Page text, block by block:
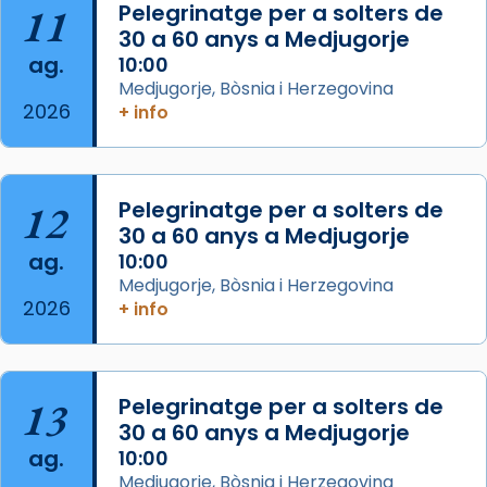
concelebrat el bisbe auxiliar de Barcelona,
Mons. David Abadías.
📸 Dr. G. Simón
Photo
View on Facebook · Share
Arquebisbat de Barcelona
2 weeks ago
Memòria de les santes Juliana i
Semproniana, verges i màrtirs.
Semproniana (“relatiu a Semprònia =
eterna”) són deixebles seves. I l’any 1667, el
frare Joan Gaspar Roig, afirma en una obra
11
ag.
2026
Pelegrinatge per a solters de
30 a 60 anys a Medjugorje
10:00
Medjugorje, Bòsnia i Herzegovina
+ info
12
ag.
2026
Pelegrinatge per a solters de
30 a 60 anys a Medjugorje
10:00
Medjugorje, Bòsnia i Herzegovina
+ info
13
ag.
Pelegrinatge per a solters de
30 a 60 anys a Medjugorje
10:00
Medjugorje, Bòsnia i Herzegovina